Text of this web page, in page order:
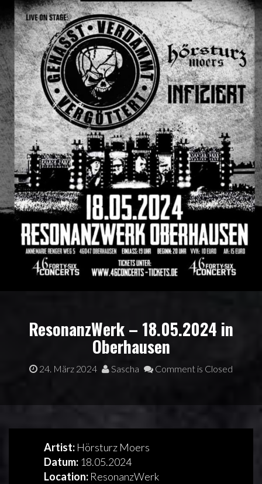
ResonanzWerk – 18.05.2024 in
Oberhausen
24. März 2024 Sascha Comment is Closed
Artist: Hörsturz Moers
Datum: 18.05.2024
Location: ResonanzWerk